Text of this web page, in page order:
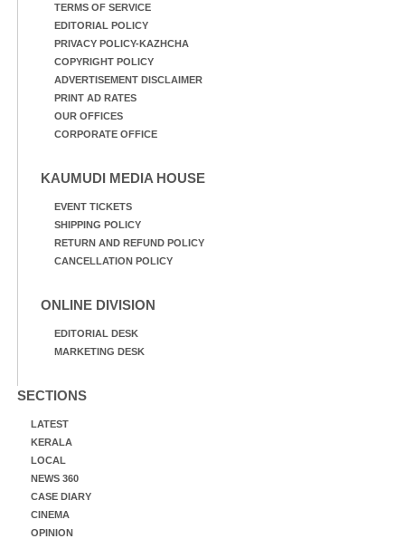
TERMS OF SERVICE
EDITORIAL POLICY
PRIVACY POLICY-KAZHCHA
COPYRIGHT POLICY
ADVERTISEMENT DISCLAIMER
PRINT AD RATES
OUR OFFICES
CORPORATE OFFICE
KAUMUDI MEDIA HOUSE
EVENT TICKETS
SHIPPING POLICY
RETURN AND REFUND POLICY
CANCELLATION POLICY
ONLINE DIVISION
EDITORIAL DESK
MARKETING DESK
SECTIONS
LATEST
KERALA
LOCAL
NEWS 360
CASE DIARY
CINEMA
OPINION